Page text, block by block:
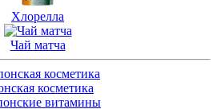
Хлорелла
Чай матча
косметика